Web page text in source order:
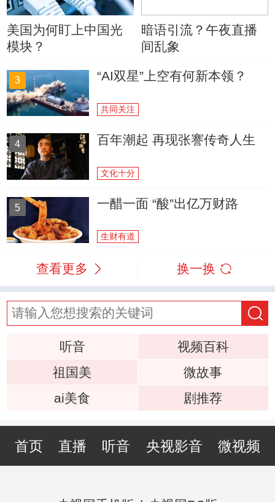
美国为何盯上中国光
模块？
暗语引流？午夜直播
间乱象
3 “AI双星”上空有何新本领？
共同关注
4 百年潮起 再现张謇传奇人生
文化十分
5 一醋一面 “酸”出亿万财路
生财有道
查看更多 换一换
听音
视频百科
祖国美
微故事
ai美食
剧推荐
首页 直播 听音 央视影音 微视频